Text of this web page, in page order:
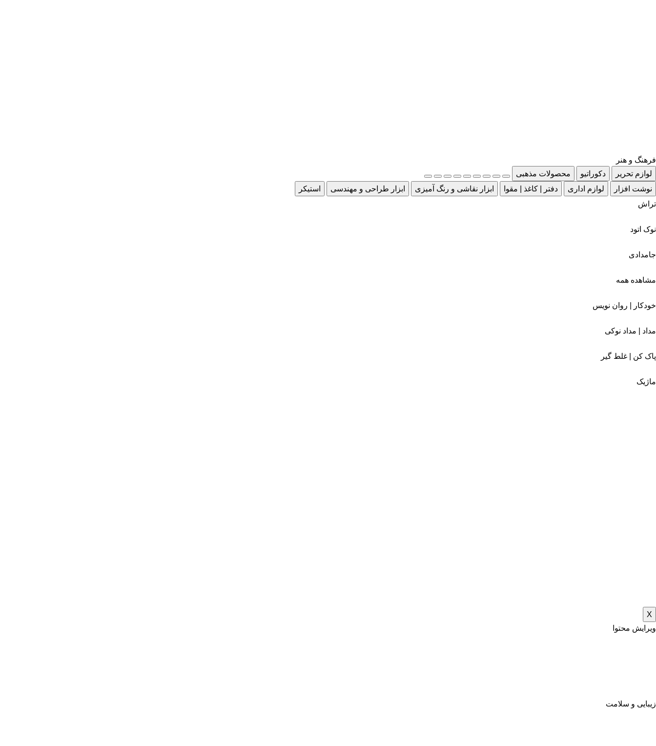
فرهنگ و هنر
لوازم تحریر
دکوراتیو
محصولات مذهبی
نوشت افزار
لوازم اداری دفتر | کاغذ | مقوا ابزار نقاشی و رنگ آمیزی ابزار طراحی و مهندسی
استیکر
تراش
نوک اتود
جامدادی
مشاهده همه
خودکار | روان نویس
مداد | مداد نوکی
پاک کن | غلط گیر
ماژیک
X
ویرایش محتوا
زیبایی و سلامت